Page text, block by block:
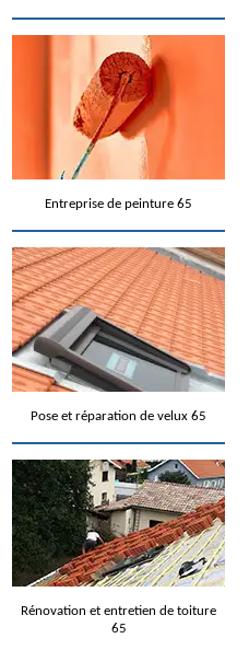
Entreprise de peinture 65
Pose et réparation de velux 65
Rénovation et entretien de toiture
65